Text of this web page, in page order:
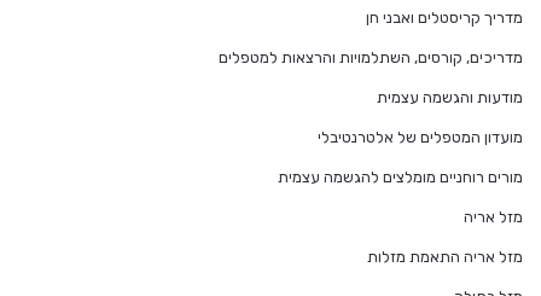
מדריך קריסטלים ואבני חן
מדריכים, קורסים, השתלמויות והרצאות למטפלים
מודעות והגשמה עצמית
מועדון המטפלים של אלטרנטיבלי
מורים רוחניים מומלצים להגשמה עצמית
מזל אריה
מזל אריה התאמת מזלות